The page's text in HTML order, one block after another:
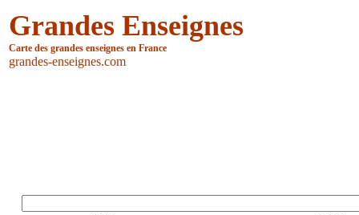
Grandes Enseignes
Carte des grandes enseignes en France
grandes-enseignes.com